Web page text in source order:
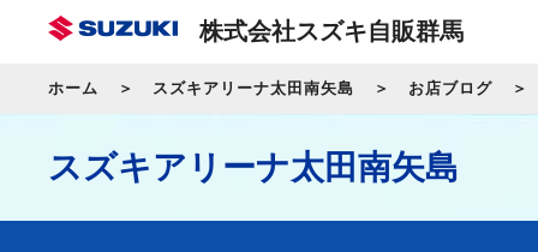
株式会社スズキ自販群馬
ホーム スズキアリーナ太田南矢島 お店ブログ
スズキアリーナ太田南矢島